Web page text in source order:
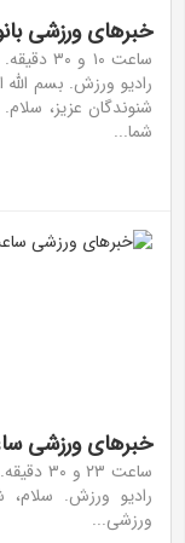
خبر‌های ورزشی بانوان
ساعت ۱۰
رادیو ورزش. بسم
شنوندگان عزیز،
شما...
خبر‌های ورزشی ساعت ۲۳:۳۰،
ساعت ۲۳
رادیو ورزش.
ورزشی...